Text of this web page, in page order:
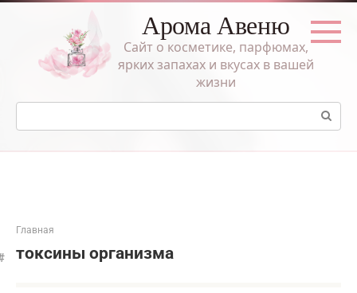
Перейти
Арома Авеню
Сайт о косметике, парфюмах,
ярких запахах и вкусах в вашей
жизни
Поиск:
Главная
токсины организма